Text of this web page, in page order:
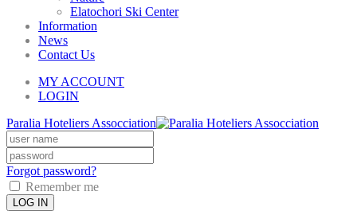
Elatochori Ski Center
Information
News
Contact Us
MY ACCOUNT
LOGIN
Paralia Hoteliers Assocciation
Forgot password?
Remember me
LOG IN